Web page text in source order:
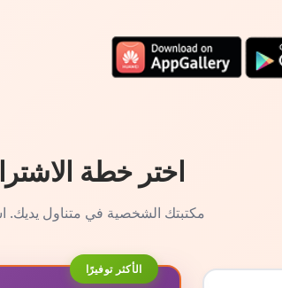
اختر خطة
مكتبتك الشخصية في متناول يديك.
الأكثر توفيرًا